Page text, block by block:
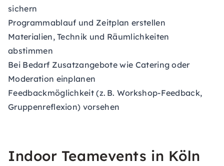
sichern
Programmablauf und Zeitplan erstellen
Materialien, Technik und Räumlichkeiten
abstimmen
Bei Bedarf Zusatzangebote wie Catering oder
Moderation einplanen
Feedbackmöglichkeit (z. B. Workshop-Feedback,
Gruppenreflexion) vorsehen
Indoor Teamevents in Köln